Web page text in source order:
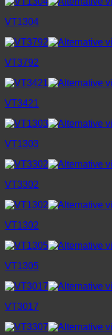
VT1304
VT3792
VT3421
VT1303
VT3302
VT1302
VT1305
VT3017